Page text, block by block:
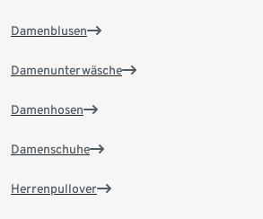
Damenblusen
Damenunterwäsche
Damenhosen
Damenschuhe
Herrenpullover